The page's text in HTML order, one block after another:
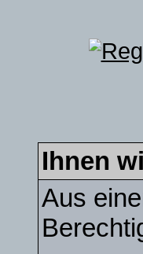
Ihnen
Aus